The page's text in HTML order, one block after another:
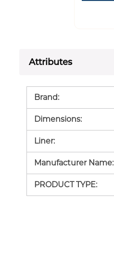
Attributes
Brand:
Dimensions:
Liner:
Manufacturer Name:
PRODUCT TYPE: